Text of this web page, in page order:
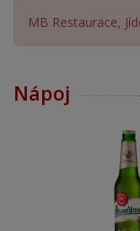
MB Restaurace,
Nápoj